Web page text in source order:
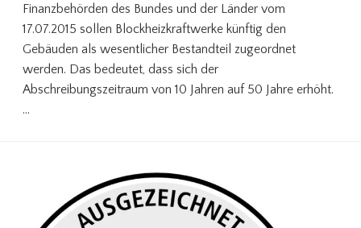
Finanzbehörden des Bundes und der Länder vom
17.07.2015 sollen Blockheizkraftwerke künftig den
Gebäuden als wesentlicher Bestandteil zugeordnet
werden. Das bedeutet, dass sich der
Abschreibungszeitraum von 10 Jahren auf 50 Jahre erhöht.
…